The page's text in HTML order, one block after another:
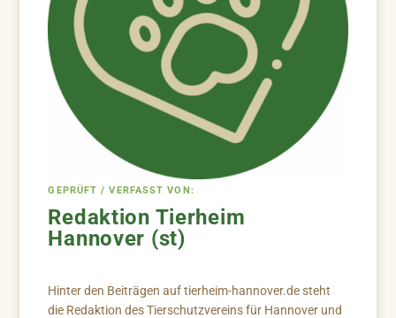
GEPRÜFT / VERFASST VON:
Redaktion Tierheim
Hannover (st)
Hinter den Beiträgen auf tierheim-hannover.de steht
die Redaktion des Tierschutzvereins für Hannover und